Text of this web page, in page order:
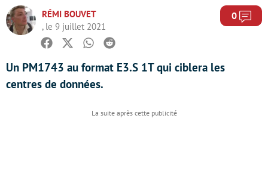
RÉMI BOUVET
, le 9 juillet 2021
0
Facebook
TwitterWhatsapp
Reddit
Un PM1743 au format E3.S 1T qui ciblera les
centres de données.